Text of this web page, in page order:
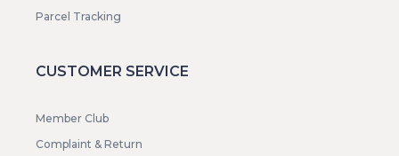
Parcel Tracking
CUSTOMER SERVICE
Member Club
Complaint & Return